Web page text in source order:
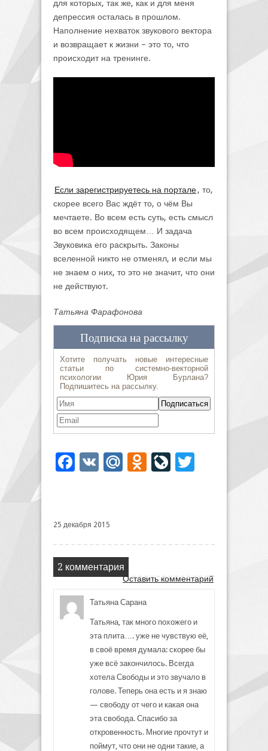
для которых, так же, как и для меня
депрессия осталась в прошлом.
Наполнение нехваток звукового вектора
и возвращает к жизни – это то, что
происходит на тренинге.
Если зарегистрируетесь на портале, то,
скорее всего Вас ждёт то, о чём Вы
мечтаете. Во всем есть суть, есть смысл
во всем происходящем… И задача
Звуковика его раскрыть. Законы
вселенной никто не отменял, и если мы
не знаем о них, то это не значит, что они
не действуют.
Татьяна Фарафонова
Facebook
VK Mail.Ru Odnoklassniki
LiveJournal
25 декабря 2015
2 комментария
Оставить комментарий
Татьяна Сарана
Татьяна, так много похожего и
эта плита…. уже не чувствую её,
в своё время думала: скорее бы
уже всё закончилось. Всегда
хотела Свободы и это звучало в
голове. Теперь она есть и я знаю
— свободу от чего и какая она
эта свобода. Спасибо за
откровенность. Многие прочтут и
поймут, что они не одни такие, а